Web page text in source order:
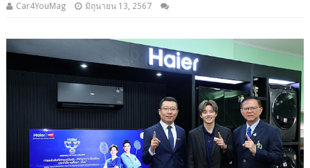
Car4YouMag มิถุนายน 13, 2567